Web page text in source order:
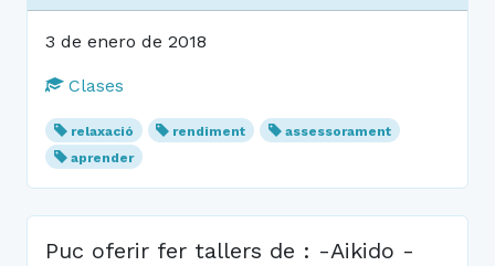
3 de enero de 2018
Clases
relaxació rendiment
assessorament
aprender
Puc oferir fer tallers de : -Aikido -